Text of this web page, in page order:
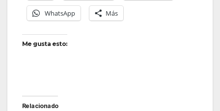
WhatsApp Más
Me gusta esto:
Relacionado